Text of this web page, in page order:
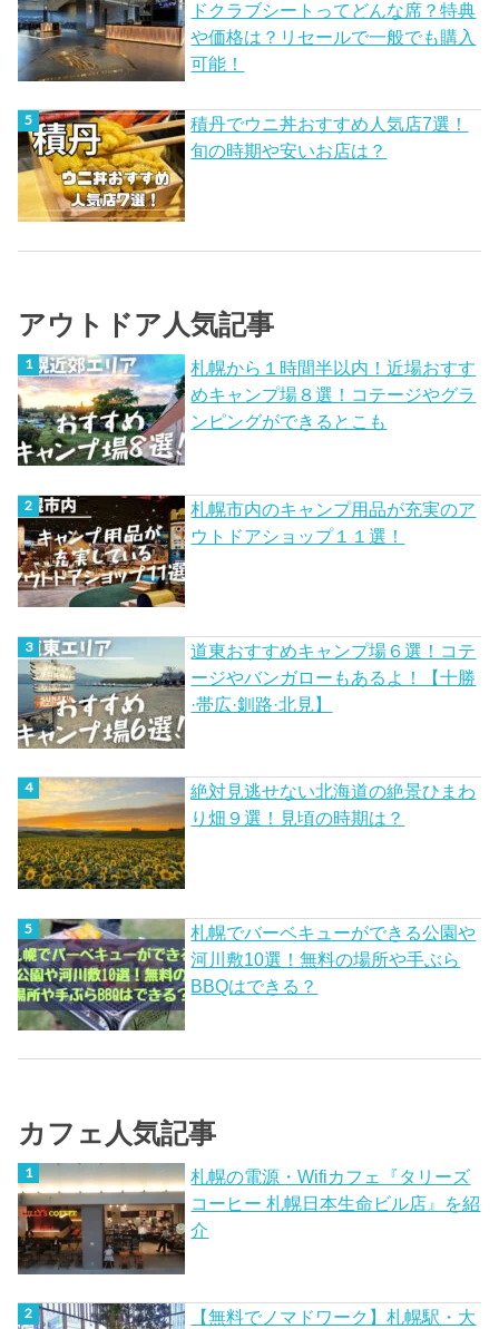
ドクラブシートってどんな席？特典
や価格は？リセールで一般でも購入
可能！
積丹でウニ丼おすすめ人気店7選！
旬の時期や安いお店は？
アウトドア人気記事
札幌から１時間半以内！近場おすす
めキャンプ場８選！コテージやグラ
ンピングができるとこも
札幌市内のキャンプ用品が充実のア
ウトドアショップ１１選！
道東おすすめキャンプ場６選！コテ
ージやバンガローもあるよ！【十勝
·帯広·釧路·北見】
絶対見逃せない北海道の絶景ひまわ
り畑９選！見頃の時期は？
札幌でバーベキューができる公園や
河川敷10選！無料の場所や手ぶら
BBQはできる？
カフェ人気記事
札幌の電源・Wifiカフェ『タリーズ
コーヒー 札幌日本生命ビル店』を紹
介
【無料でノマドワーク】札幌駅・大